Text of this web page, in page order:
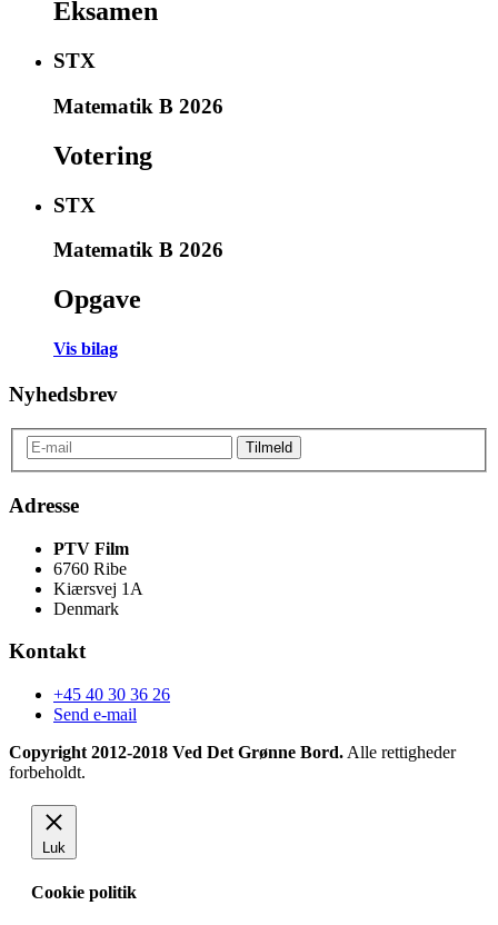
Eksamen
STX
Matematik B 2026
Votering
STX
Matematik B 2026
Opgave
Vis bilag
Nyhedsbrev
Adresse
PTV Film
6760 Ribe
Kiærsvej 1A
Denmark
Kontakt
+45 40 30 36 26
Send e-mail
Copyright 2012-2018 Ved Det Grønne Bord. Alle rettigheder
forbeholdt.
Luk
Cookie politik